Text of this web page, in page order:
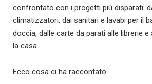
confrontato con i progetti più disparati:
climatizzatori, dai sanitari e lavabi per il
doccia, dalle carte da parati alle librerie
la casa.
Ecco cosa ci ha raccontato.